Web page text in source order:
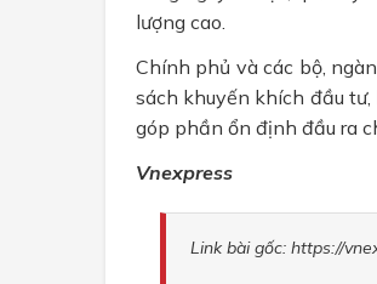
lượng cao.
Chính phủ và các bộ,
sách khuyến khích đầu
góp phần ổn định đầu ra
Vnexpress
Link bài gốc: https://